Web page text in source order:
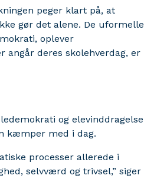
peger klart på, at
gør det alene. De uformelle
oplever
angår deres skolehverdag, er
og elevinddragelse
kæmper med i dag.
processer allerede i
selvværd og trivsel,” siger